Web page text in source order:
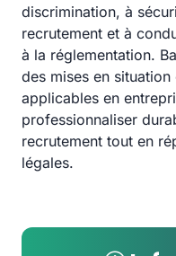
discrimination, à
recrutement et à
à la réglementation.
des mises en
applicables en
professionnaliser
recrutement tout en
légales.